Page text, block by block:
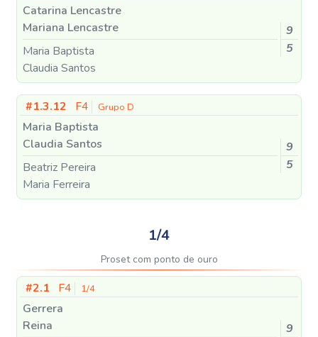
Catarina Lencastre
Mariana Lencastre
Maria Baptista
Claudia Santos
9
5
#1.3.12 F4 Grupo D
Maria Baptista
Claudia Santos
Beatriz Pereira
Maria Ferreira
9
5
1/4
Proset com ponto de ouro
#2.1 F4 1/4
Gerrera
Reina
9